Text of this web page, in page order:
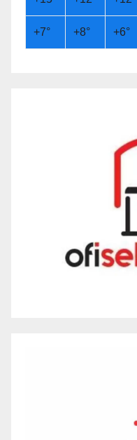
+7° +8° +6°